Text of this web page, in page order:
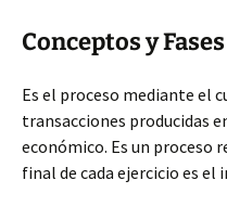
Conceptos y
Es el proceso mediante el
transacciones producidas
económico. Es un proceso
final de cada ejercicio es el